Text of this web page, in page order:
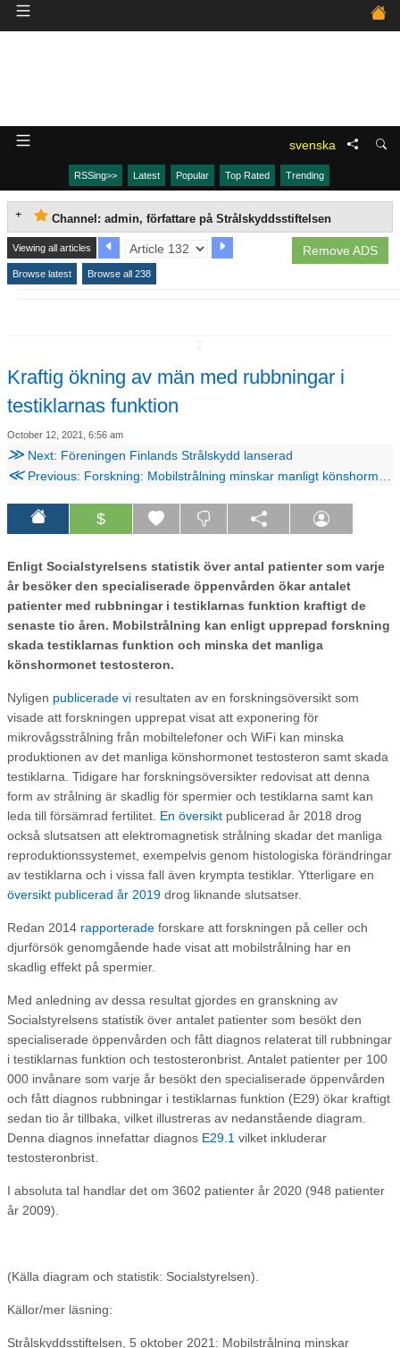
svenska
RSSing>> Latest Popular Top Rated Trending
Channel: admin, författare på Strålskyddsstiftelsen
Remove ADS
Viewing all articles
Browse latest Browse all 238
Kraftig ökning av män med rubbningar i
testiklarnas funktion
October 12, 2021, 6:56 am
≫ Next: Föreningen Finlands Strålskydd lanserad
≪Previous: Forskning: Mobilstrålning minskar manligt könshormon testosteron
$
Enligt Socialstyrelsens statistik över antal patienter som varje
år besöker den specialiserade öppenvården ökar antalet
patienter med rubbningar i testiklarnas funktion kraftigt de
senaste tio åren. Mobilstrålning kan enligt upprepad forskning
skada testiklarnas funktion och minska det manliga
könshormonet testosteron.
Nyligen publicerade vi resultaten av en forskningsöversikt som
visade att forskningen upprepat visat att exponering för
mikrovågsstrålning från mobiltelefoner och WiFi kan minska
produktionen av det manliga könshormonet testosteron samt skada
testiklarna. Tidigare har forskningsöversikter redovisat att denna
form av strålning är skadlig för spermier och testiklarna samt kan
leda till försämrad fertilitet. En översikt publicerad år 2018 drog
också slutsatsen att elektromagnetisk strålning skadar det manliga
reproduktionssystemet, exempelvis genom histologiska förändringar
av testiklarna och i vissa fall även krympta testiklar. Ytterligare en
översikt publicerad år 2019 drog liknande slutsatser.
Redan 2014 rapporterade forskare att forskningen på celler och
djurförsök genomgående hade visat att mobilstrålning har en
skadlig effekt på spermier.
Med anledning av dessa resultat gjordes en granskning av
Socialstyrelsens statistik över antalet patienter som besökt den
specialiserade öppenvården och fått diagnos relaterat till rubbningar
i testiklarnas funktion och testosteronbrist. Antalet patienter per 100
000 invånare som varje år besökt den specialiserade öppenvården
och fått diagnos rubbningar i testiklarnas funktion (E29) ökar kraftigt
sedan tio år tillbaka, vilket illustreras av nedanstående diagram.
Denna diagnos innefattar diagnos E29.1 vilket inkluderar
testosteronbrist.
I absoluta tal handlar det om 3602 patienter år 2020 (948 patienter
år 2009).
(Källa diagram och statistik: Socialstyrelsen).
Källor/mer läsning:
Strålskyddsstiftelsen, 5 oktober 2021: Mobilstrålning minskar